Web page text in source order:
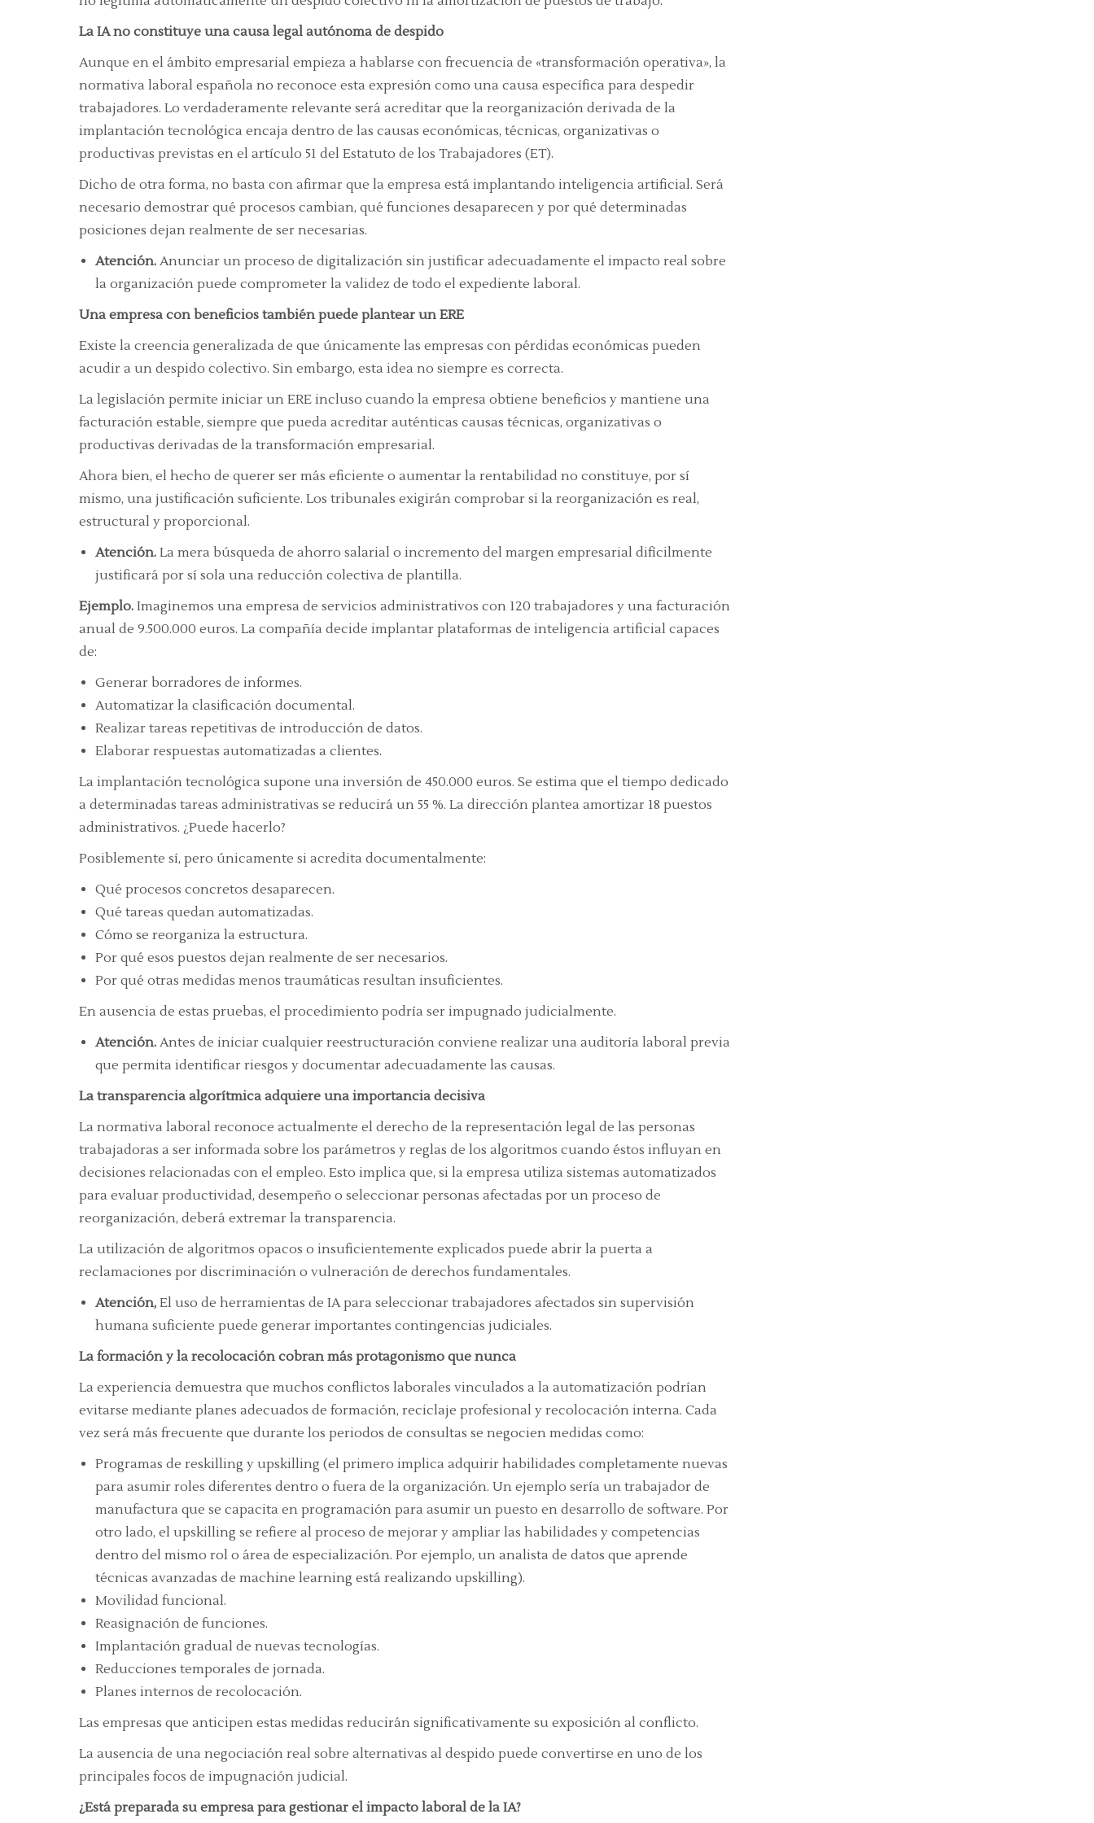
La IA no constituye una causa legal autónoma de despido
Aunque en el ámbito empresarial empieza a hablarse con frecuencia de «transformación operativa», la
normativa laboral española no reconoce esta expresión como una causa específica para despedir
trabajadores. Lo verdaderamente relevante será acreditar que la reorganización derivada de la
implantación tecnológica encaja dentro de las causas económicas, técnicas, organizativas o
productivas previstas en el artículo 51 del Estatuto de los Trabajadores (ET).
Dicho de otra forma, no basta con afirmar que la empresa está implantando inteligencia artificial. Será
necesario demostrar qué procesos cambian, qué funciones desaparecen y por qué determinadas
posiciones dejan realmente de ser necesarias.
Atención. Anunciar un proceso de digitalización sin justificar adecuadamente el impacto real sobre
la organización puede comprometer la validez de todo el expediente laboral.
Una empresa con beneficios también puede plantear un ERE
Existe la creencia generalizada de que únicamente las empresas con pérdidas económicas pueden
acudir a un despido colectivo. Sin embargo, esta idea no siempre es correcta.
La legislación permite iniciar un ERE incluso cuando la empresa obtiene beneficios y mantiene una
facturación estable, siempre que pueda acreditar auténticas causas técnicas, organizativas o
productivas derivadas de la transformación empresarial.
Ahora bien, el hecho de querer ser más eficiente o aumentar la rentabilidad no constituye, por sí
mismo, una justificación suficiente. Los tribunales exigirán comprobar si la reorganización es real,
estructural y proporcional.
Atención. La mera búsqueda de ahorro salarial o incremento del margen empresarial difícilmente
justificará por sí sola una reducción colectiva de plantilla.
Ejemplo. Imaginemos una empresa de servicios administrativos con 120 trabajadores y una facturación
anual de 9.500.000 euros. La compañía decide implantar plataformas de inteligencia artificial capaces
de:
Generar borradores de informes.
Automatizar la clasificación documental.
Realizar tareas repetitivas de introducción de datos.
Elaborar respuestas automatizadas a clientes.
La implantación tecnológica supone una inversión de 450.000 euros. Se estima que el tiempo dedicado
a determinadas tareas administrativas se reducirá un 55 %. La dirección plantea amortizar 18 puestos
administrativos. ¿Puede hacerlo?
Posiblemente sí, pero únicamente si acredita documentalmente:
Qué procesos concretos desaparecen.
Qué tareas quedan automatizadas.
Cómo se reorganiza la estructura.
Por qué esos puestos dejan realmente de ser necesarios.
Por qué otras medidas menos traumáticas resultan insuficientes.
En ausencia de estas pruebas, el procedimiento podría ser impugnado judicialmente.
Atención. Antes de iniciar cualquier reestructuración conviene realizar una auditoría laboral previa
que permita identificar riesgos y documentar adecuadamente las causas.
La transparencia algorítmica adquiere una importancia decisiva
La normativa laboral reconoce actualmente el derecho de la representación legal de las personas
trabajadoras a ser informada sobre los parámetros y reglas de los algoritmos cuando éstos influyan en
decisiones relacionadas con el empleo. Esto implica que, si la empresa utiliza sistemas automatizados
para evaluar productividad, desempeño o seleccionar personas afectadas por un proceso de
reorganización, deberá extremar la transparencia.
La utilización de algoritmos opacos o insuficientemente explicados puede abrir la puerta a
reclamaciones por discriminación o vulneración de derechos fundamentales.
Atención, El uso de herramientas de IA para seleccionar trabajadores afectados sin supervisión
humana suficiente puede generar importantes contingencias judiciales.
La formación y la recolocación cobran más protagonismo que nunca
La experiencia demuestra que muchos conflictos laborales vinculados a la automatización podrían
evitarse mediante planes adecuados de formación, reciclaje profesional y recolocación interna. Cada
vez será más frecuente que durante los periodos de consultas se negocien medidas como:
Programas de reskilling y upskilling (el primero implica adquirir habilidades completamente nuevas
para asumir roles diferentes dentro o fuera de la organización. Un ejemplo sería un trabajador de
manufactura que se capacita en programación para asumir un puesto en desarrollo de software. Por
otro lado, el upskilling se refiere al proceso de mejorar y ampliar las habilidades y competencias
dentro del mismo rol o área de especialización. Por ejemplo, un analista de datos que aprende
técnicas avanzadas de machine learning está realizando upskilling).
Movilidad funcional.
Reasignación de funciones.
Implantación gradual de nuevas tecnologías.
Reducciones temporales de jornada.
Planes internos de recolocación.
Las empresas que anticipen estas medidas reducirán significativamente su exposición al conflicto.
La ausencia de una negociación real sobre alternativas al despido puede convertirse en uno de los
principales focos de impugnación judicial.
¿Está preparada su empresa para gestionar el impacto laboral de la IA?